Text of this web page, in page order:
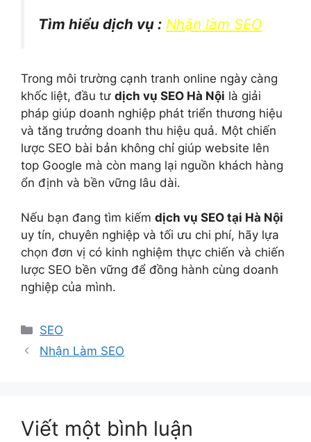
Tìm hiểu dịch vụ : Nhận làm SEO
Trong môi trường cạnh tranh online ngày càng
khốc liệt, đầu tư dịch vụ SEO Hà Nội là giải
pháp giúp doanh nghiệp phát triển thương hiệu
và tăng trưởng doanh thu hiệu quả. Một chiến
lược SEO bài bản không chỉ giúp website lên
top Google mà còn mang lại nguồn khách hàng
ổn định và bền vững lâu dài.
Nếu bạn đang tìm kiếm dịch vụ SEO tại Hà Nội
uy tín, chuyên nghiệp và tối ưu chi phí, hãy lựa
chọn đơn vị có kinh nghiệm thực chiến và chiến
lược SEO bền vững để đồng hành cùng doanh
nghiệp của mình.
Danh
mục
SEO
Nhận Làm SEO
Viết một bình luận